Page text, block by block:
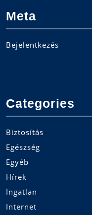
Meta
Bejelentkezés
Categories
Biztosítás
Egészség
Egyéb
Hírek
Ingatlan
Internet